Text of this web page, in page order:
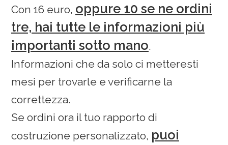
Con 16 euro, oppure 10 se ne ordini
tre, hai tutte le informazioni più
importanti sotto mano.
Informazioni che da solo ci metteresti
mesi per trovarle e verificarne la
correttezza.
Se ordini ora il tuo rapporto di
costruzione personalizzato, puoi